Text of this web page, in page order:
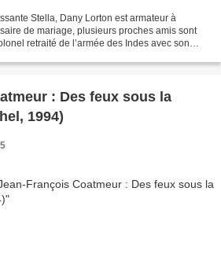
Stella, Dany Lorton est armateur à
de mariage, plusieurs proches amis sont
retraité de l’armée des Indes avec son
: Des feux sous la
1994)